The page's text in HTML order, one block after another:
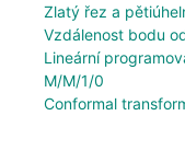
Zlatý řez a
Vzdálenost bodu
Lineární
M/M/1/0
Conformal